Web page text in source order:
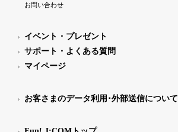
お問い合わせ
イベント・プレゼント
サポート・よくある質問
マイページ
お客さまのデータ利用･外部送信について